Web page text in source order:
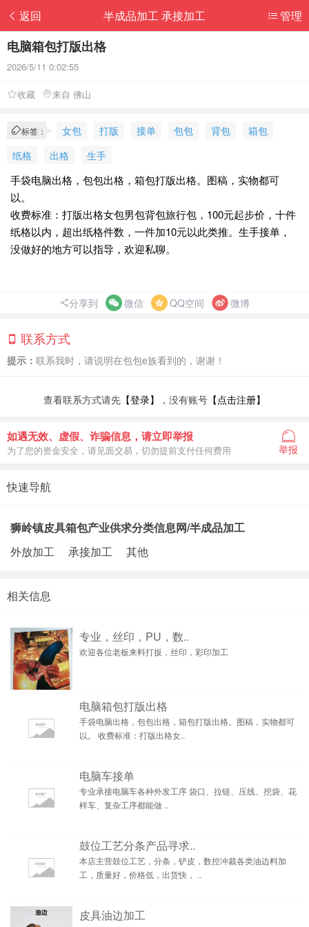
返回 管理
半成品加工 承接加工
电脑箱包打版出格
2026/5/11 0:02:55
收藏 来自 佛山
标签： 女包 打版 接单 包包 背包
箱包
纸格
出格 生手
手袋电脑出格，包包出格，箱包打版出格。图稿，实物都可
以。
收费标准：打版出格女包男包背包旅行包，100元起步价，十件
纸格以内，超出纸格件数，一件加10元以此类推。生手接单，
没做好的地方可以指导，欢迎私聊。
分享到 微信 QQ空间 微博
联系方式
提示： 联系我时，请说明在包包e族看到的，谢谢！
查看联系方式请先 【登录】 ，没有账号 【点击注册】
如遇无效、虚假、诈骗信息，请立即举报
为了您的资金安全，请见面交易，切勿提前支付任何费用 举报
快速导航
狮岭镇皮具箱包产业供求分类信息网/半成品加工
外放加工
承接加工 其他
相关信息
专业，丝印，PU，数..
欢迎各位老板来料打扳，丝印，彩印加工
电脑箱包打版出格
手袋电脑出格，包包出格，箱包打版出格。图稿，实物都可
以。 收费标准：打版出格女..
电脑车接单
专业承接电脑车各种外发工序 袋口、拉链、压线、挖袋、花
样车、复杂工序都能做 ..
鼓位工艺分条产品寻求..
本店主营鼓位工艺，分条，铲皮，数控冲裁各类油边料加
工，质量好，价格低，出货快， ..
皮具油边加工